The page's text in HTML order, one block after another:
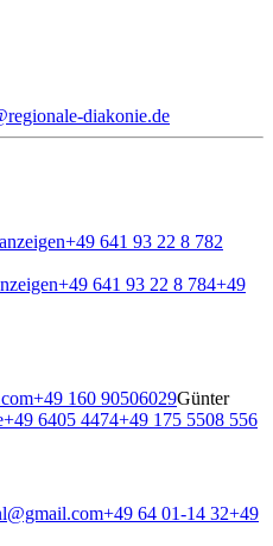
diakonie.de
+49 641 93 22 8 782
+49 641 93 22 8 784+49
+49 160 90506029Günter
+49 6405 4474+49 175 5508 556
+49 64 01-14 32+49